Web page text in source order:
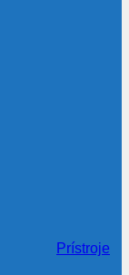
Prístroje